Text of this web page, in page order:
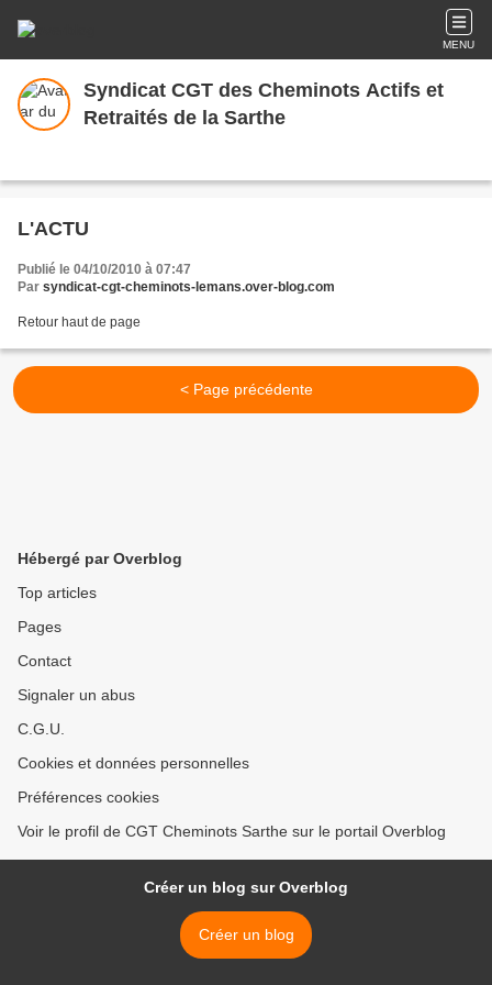
MENU
Syndicat CGT des Cheminots Actifs et
Retraités de la Sarthe
L'ACTU
Publié le 04/10/2010 à 07:47
Par syndicat-cgt-cheminots-lemans.over-blog.com
Retour haut de page
< Page précédente
Hébergé par Overblog
Top articles
Pages
Contact
Signaler un abus
C.G.U.
Cookies et données personnelles
Préférences cookies
Voir le profil de CGT Cheminots Sarthe sur le portail Overblog
Créer un blog sur Overblog
Créer un blog